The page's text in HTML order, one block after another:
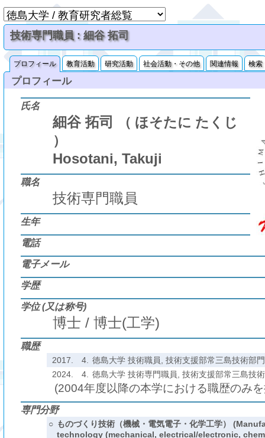
技術専門職員 : 細谷 拓司
プロフィール 教育活動 研究活動 社会活動・その他 関連情報 検索
プロフィール
氏名
細谷 拓司
（ ほそたに たくじ
）
Hosotani, Takuji
職名
技術専門職員
生年
電話
電子メール
学歴
学位 (又は称号)
博士 / 博士(工学)
職歴
2017. 4.
徳島大学 技術職員, 技術支援部常三島技術部
2024.
4. 徳島大学 技術専門職員, 技術支援部常三島技
(2004年度以降の本学における職歴のみ
専門分野
○ ものづくり技術（機械・電気電子・化学工学）
technology (mechanical, electrical/electronic,